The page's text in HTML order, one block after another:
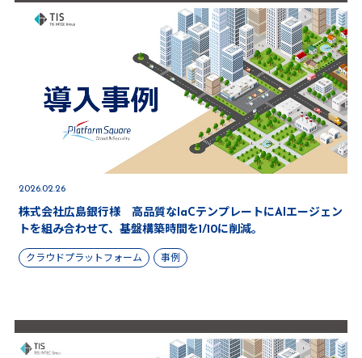
2026.02.26
株式会社広島銀行様 高品質なIaCテンプレートにAIエージェン
トを組み合わせて、基盤構築時間を1/10に削減。
クラウドプラットフォーム 事例